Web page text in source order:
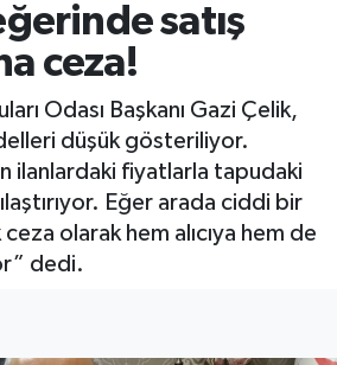
satış
ceza!
Odası Başkanı Gazi Çelik,
düşük gösteriliyor.
ilanlardaki fiyatlarla tapudaki
Eğer arada ciddi bir
olarak hem alıcıya hem de
dedi.
Durumu ve Fikstür